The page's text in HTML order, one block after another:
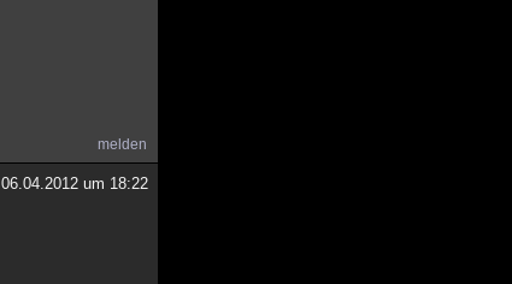
melden
06.04.2012 um 18:22